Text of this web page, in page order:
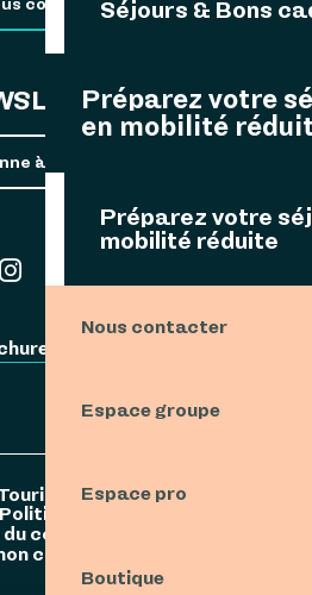
Séjours & Bons
Préparez votre
en mobilité
Préparez votre
mobilité réduite
Nous contacter
Espace groupe
Espace pro
Boutique
contacter
à la newsletter
de l'Île d'Ouessant
Politique de confidentialité
consentement
conforme